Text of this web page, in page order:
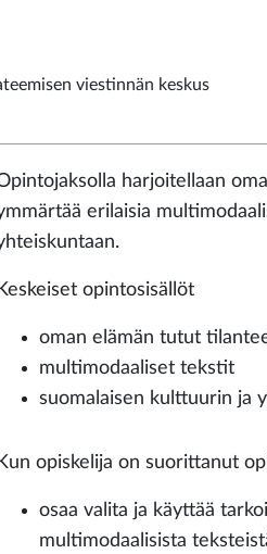
viestinnän keskus
harjoitellaan
erilaisia
Keskeiset opintosisällöt
oman elämän tutut
multimodaaliset tekstit
suomalaisen kulttuurin ja
Kun opiskelija on suorittanut
osaa valita ja käyttää
multimodaalisista